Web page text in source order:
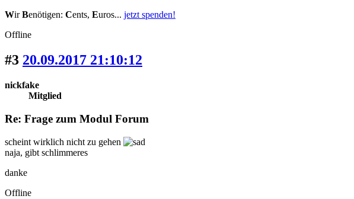
WirBenötigen: Cents, Euros... jetzt spenden!
Offline
#3 20.09.2017 21:10:12
nickfake
Mitglied
Re: Frage zum Modul Forum
scheint wirklich nicht zu gehen
naja, gibt schlimmeres
danke
Offline